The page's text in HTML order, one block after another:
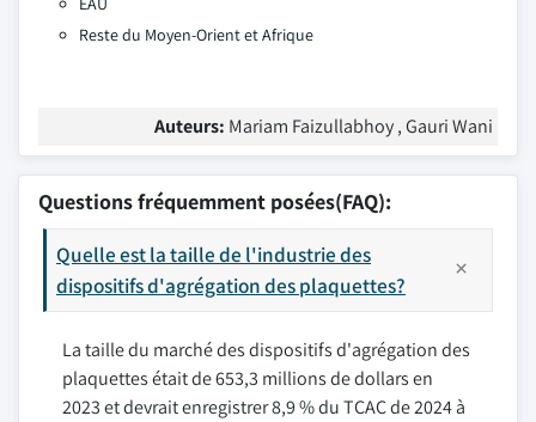
Reste du Moyen-Orient et Afrique
Auteurs: Mariam Faizullabhoy , Gauri Wani
Questions fréquemment posées(FAQ):
Quelle est la taille de l'industrie des
dispositifs d'agrégation des plaquettes?
La taille du marché des dispositifs d'agrégation des
plaquettes était de 653,3 millions de dollars en
2023 et devrait enregistrer 8,9 % du TCAC de 2024 à